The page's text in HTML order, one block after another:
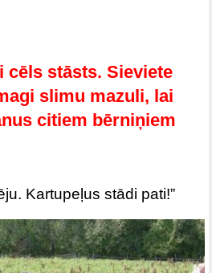
cēls stāsts. Sieviete
slimu mazuli, lai
citiem bērniņiem
Kartupeļus stādi pati!”